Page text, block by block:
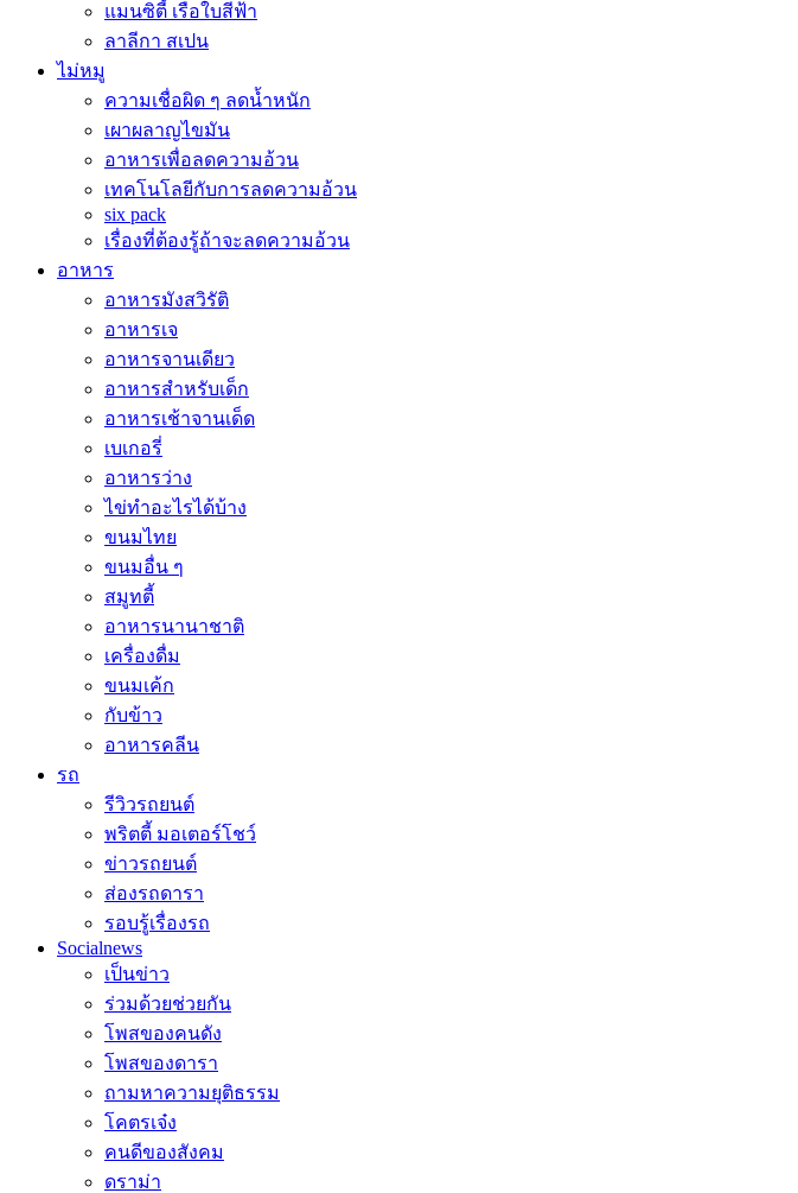
แมนซิตี้ เรือใบสีฟ้า
ลาลีกา สเปน
ไม่หมู
ความเชื่อผิด ๆ ลดน้ำหนัก
เผาผลาญไขมัน
อาหารเพื่อลดความอ้วน
เทคโนโลยีกับการลดความอ้วน
six pack
เรื่องที่ต้องรู้ถ้าจะลดความอ้วน
อาหาร
อาหารมังสวิรัติ
อาหารเจ
อาหารจานเดียว
อาหารสำหรับเด็ก
อาหารเช้าจานเด็ด
เบเกอรี่
อาหารว่าง
ไข่ทำอะไรได้บ้าง
ขนมไทย
ขนมอื่น ๆ
สมูทตี้
อาหารนานาชาติ
เครื่องดื่ม
ขนมเค้ก
กับข้าว
อาหารคลีน
รถ
รีวิวรถยนต์
พริตตี้ มอเตอร์โชว์
ข่าวรถยนต์
ส่องรถดารา
รอบรู้เรื่องรถ
Socialnews
เป็นข่าว
ร่วมด้วยช่วยกัน
โพสของคนดัง
โพสของดารา
ถามหาความยุติธรรม
โคตรเจ๋ง
คนดีของสังคม
ดราม่า